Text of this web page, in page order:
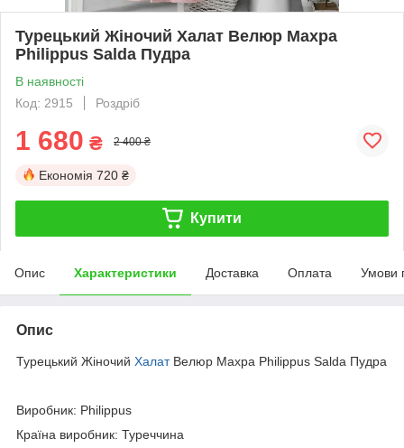
Турецький Жіночий Халат Велюр Махра
Philippus Salda Пудра
В наявності
Код: 2915
Роздріб
1 680 ₴ 2 400 ₴
Економія 720 ₴
Купити
Опис Характеристики Доставка Оплата Умови
Опис
Турецький Жіночий ХалатВелюр Махра Philippus Salda Пудра
Виробник: Philippus
Країна виробник: Туреччина